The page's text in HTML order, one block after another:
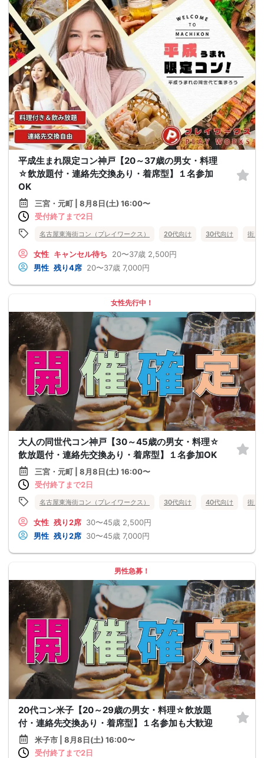
平成生まれ限定コン神戸【20～37歳の男女・料理
☆飲放題付・連絡先交換あり・着席型】１名参加
OK
三宮・元町 | 8月8日(土) 16:00〜
受付終了まで2日
名古屋東海街コン（プレイワークス） 20代向け 30代向け 街コ
女性 キャンセル待ち 20〜37歳 2,500円
男性 残り4席 20〜37歳 7,000円
女性先行中！
大人の同世代コン神戸【30～45歳の男女・料理☆
飲放題付・連絡先交換あり・着席型】１名参加OK
三宮・元町 | 8月8日(土) 16:00〜
受付終了まで2日
名古屋東海街コン（プレイワークス） 30代向け 40代向け 街コ
女性 残り2席 30〜45歳 2,500円
男性 残り2席 30〜45歳 7,000円
男性急募！
20代コン米子【20～29歳の男女・料理☆飲放題
付・連絡先交換あり・着席型】１名参加も大歓迎
米子市 | 8月8日(土) 16:00〜
受付終了まで2日